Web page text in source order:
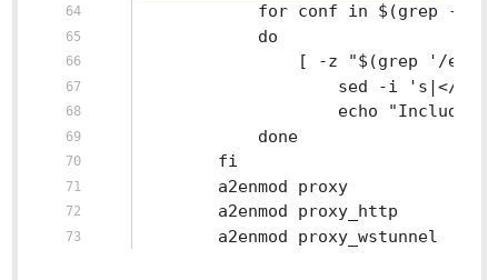
for conf in $(grep -
			do
[ -z "$(grep '/
sed -i
echo
			done
		fi
		a2enmod proxy
		a2enmod proxy_http
		a2enmod proxy_wstunnel